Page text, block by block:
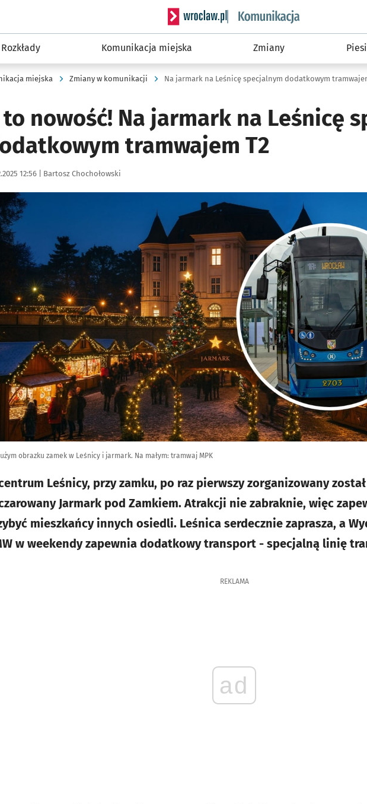
Serwis informacyjny wroclaw.pl podserwis:
Rozkłady Komunikacja miejska Zmiany Piesi
miejska Zmiany w komunikacji Na jarmark na Leśnicę specjalnym dodatkowym
to nowość! Na jarmark na Leśnicę
tramwajem T2
publikacji:
12:56 | Autor:
Bartosz Chochołowski
aby powiększyć
obrazku zamek w Leśnicy i jarmark. Na małym: tramwaj MPK
Leśnicy, przy zamku, po raz pierwszy zorganizowany
Jarmark pod Zamkiem. Atrakcji nie zabraknie, więc
mieszkańcy innych osiedli. Leśnica serdecznie zaprasza, a
w weekendy zapewnia dodatkowy transport - specjalną linię
REKLAMA
ad